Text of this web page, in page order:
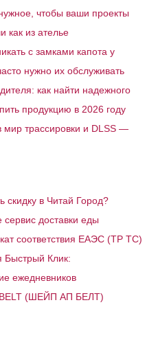
чтобы ваши проекты
как из ателье
с замками капота у
нужно их обслуживать
как найти надежного
продукцию в 2026 году
мир трассировки и DLSS —
скидку в Читай Город?
сервис доставки еды
соответствия ЕАЭС (ТР ТС)
Быстрый Клик:
ежедневников
BELT (ШЕЙП АП БЕЛТ)